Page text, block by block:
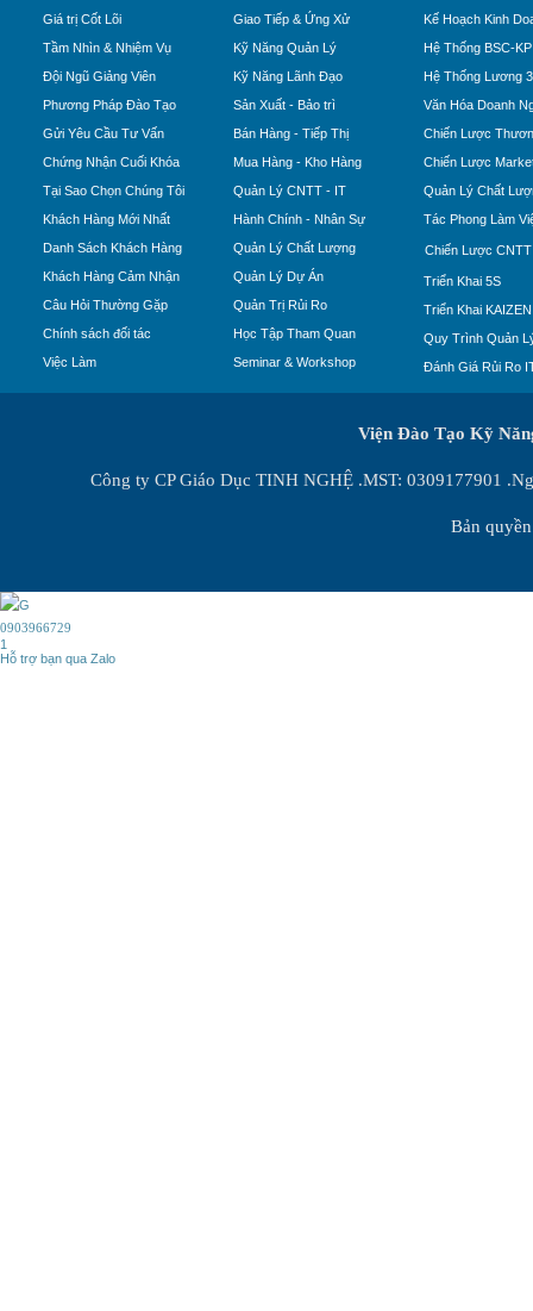
Giá trị Cốt Lõi
Tầm Nhìn & Nhiệm Vụ
Đội Ngũ Giảng Viên
Phương Pháp Đào Tạo
Gửi Yêu Cầu Tư Vấn
Chứng Nhận Cuối Khóa
Tại Sao Chọn Chúng Tôi
Khách Hàng Mới Nhất
Danh Sách Khách Hàng
Khách Hàng Cảm Nhận
Câu Hỏi Thường Gặp
Chính sách đối tác
Việc Làm
Giao Tiếp & Ứng Xử
Kỹ Năng Quản Lý
Kỹ Năng Lãnh Đạo
Sản Xuất - Bảo trì
Bán Hàng - Tiếp Thị
Mua Hàng - Kho Hàng
Quản Lý CNTT - IT
Hành Chính - Nhân Sự
Quản Lý Chất Lượng
Quản Lý Dự Án
Quản Trị Rủi Ro
Học Tập Tham Quan
Seminar & Workshop
Kế Hoạch Kinh
Hệ Thống BSC-
Hệ Thống Lương
Văn Hóa Doanh
Chiến Lược
Chiến Lược
Quản Lý Chất
Tác Phong Làm
Chiến Lược CNTT
Triển Khai 5S
Triển Khai KAIZEN
Quy Trình Quản
Đánh Giá Rủi Ro
Viện Đào Tạo Kỹ
Công ty CP Giáo Dục TINH NGHỆ .MST: 0309177901
Bản
0903966729
1
Hỗ trợ bạn qua Zalo